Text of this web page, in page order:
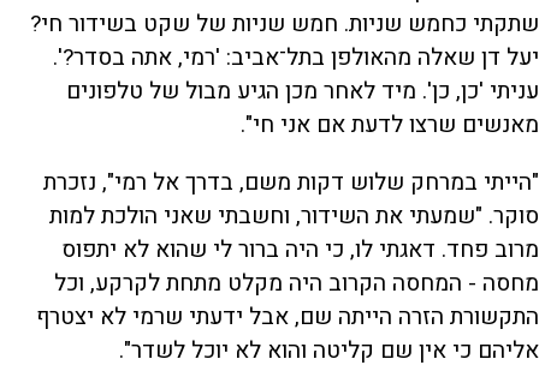
שתקתי כחמש שניות. חמש שניות של שקט בשידור חי?
יעל דן שאלה מהאולפן בתל־אביב: 'רמי, אתה בסדר?'.
עניתי 'כן, כן'. מיד לאחר מכן הגיע מבול של טלפונים
מאנשים שרצו לדעת אם אני חי".
"הייתי במרחק שלוש דקות משם, בדרך אל רמי", נזכרת
סוקר. "שמעתי את השידור, וחשבתי שאני הולכת למות
מרוב פחד. דאגתי לו, כי היה ברור לי שהוא לא יתפוס
מחסה - המחסה הקרוב היה מקלט מתחת לקרקע, וכל
התקשורת הזרה הייתה שם, אבל ידעתי שרמי לא יצטרף
אליהם כי אין שם קליטה והוא לא יוכל לשדר".